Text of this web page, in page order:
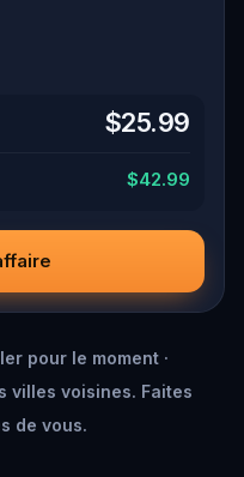
the ghost tour
before they strike
$25.99
$42.99
pour le moment ·
villes voisines. Faites
de vous.